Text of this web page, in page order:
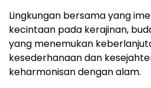
Lingkungan bersama yang
kecintaan pada kerajinan,
yang menemukan
kesederhanaan dan
keharmonisan dengan alam.